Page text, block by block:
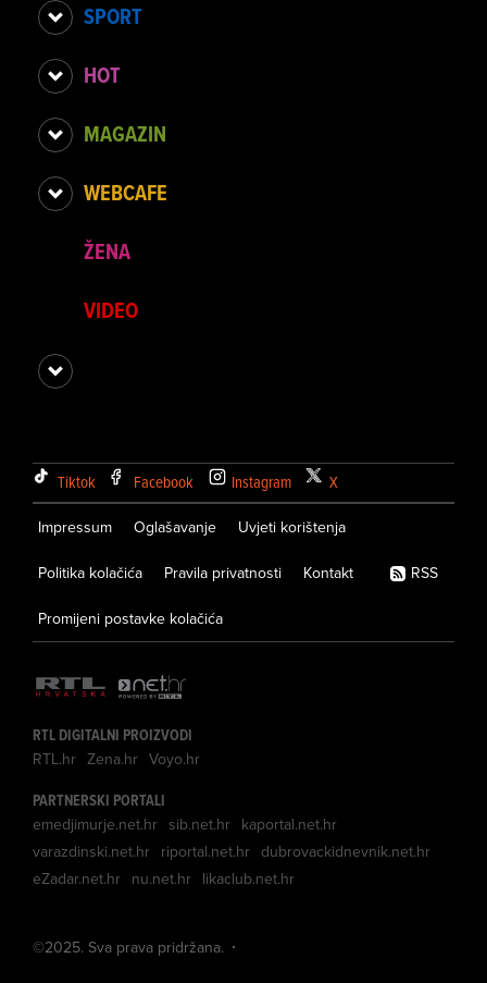
SPORT
HOT
MAGAZIN
WEBCAFE
ŽENA
VIDEO
Tiktok Facebook Instagram X
Impressum Oglašavanje Uvjeti korištenja
Politika kolačića Pravila privatnosti Kontakt
Promijeni postavke kolačića
RSS
RTL DIGITALNI PROIZVODI
RTL.hr Zena.hr Voyo.hr
PARTNERSKI PORTALI
emedjimurje.net.hr sib.net.hr kaportal.net.hr
varazdinski.net.hr riportal.net.hr dubrovackidnevnik.net.hr
eZadar.net.hr nu.net.hr likaclub.net.hr
©2025. Sva prava pridržana.